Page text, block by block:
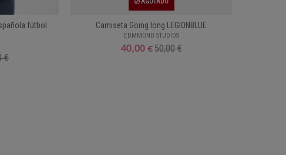
fútbol
€
Camiseta Going long LEGIONBLUE
EDMMOND STUDIOS
40,00 €50,00 €